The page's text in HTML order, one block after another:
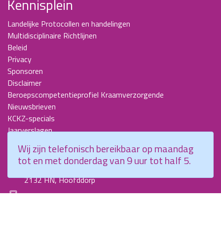
Kennisplein
Landelijke Protocollen en handelingen
Multidisciplinaire Richtlijnen
Beleid
Privacy
Sponsoren
Disclaimer
Beroepscompetentieprofiel Kraamverzorgende
Nieuwsbrieven
KCKZ-specials
Jaarverslagen
Contact
Planetenweg 5
2132 HN, Hoofddorp
088 - 0076300
Wij zijn telefonisch bereikbaar op maandag
tot en met donderdag van 9 uur tot half 5.